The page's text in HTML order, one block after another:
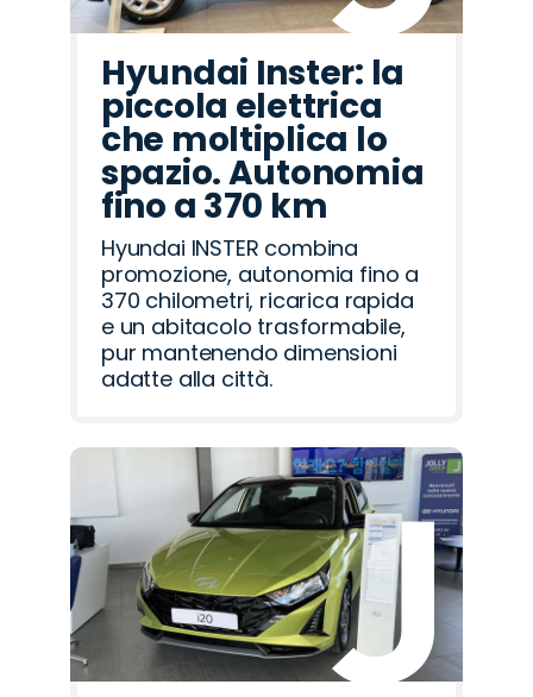
Hyundai Inster: la
piccola elettrica
che moltiplica lo
spazio. Autonomia
fino a 370 km
Hyundai INSTER combina
promozione, autonomia fino a
370 chilometri, ricarica rapida
e un abitacolo trasformabile,
pur mantenendo dimensioni
adatte alla città.